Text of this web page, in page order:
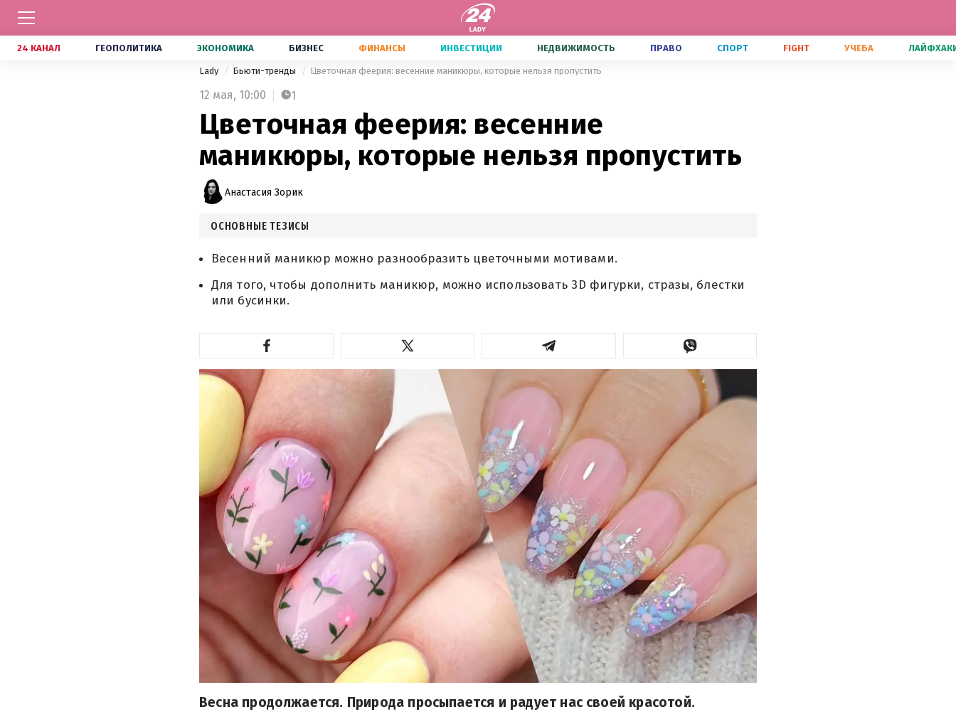
24 КАНАЛ ГЕОПОЛИТИКА ЭКОНОМИКА БИЗНЕС ФИНАНСЫ ИНВЕСТИЦИИ НЕДВИЖИМОСТЬ ПРАВО СПОРТ FIGHT УЧЕБА
Lady Бьюти-тренды Цветочная феерия: весенние маникюры, которые нельзя пропустить
12 мая, 10:00 1
Цветочная феерия: весенние
маникюры, которые нельзя пропустить
Анастасия Зорик
ОСНОВНЫЕ ТЕЗИСЫ
Весенний маникюр можно разнообразить цветочными мотивами.
Для того, чтобы дополнить маникюр, можно использовать 3D фигурки, стразы, блестки
или бусинки.
Весна продолжается. Природа просыпается и радует нас своей красотой.